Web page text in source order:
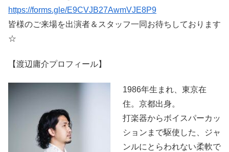
https://forms.gle/E9CVJB27AwmVJE8P9
皆様のご来場を出演者＆スタッフ一同お待ちしております
☆
【渡辺庸介プロフィール】
1986年生まれ、東京在
住。京都出身。
打楽器からボイスパーカッ
ションまで駆使した、ジャ
ンルにとらわれない柔軟で